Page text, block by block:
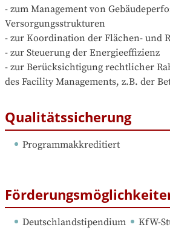
- zum Management von
Versorgungsstrukturen
- zur Koordination der Flächen- und
- zur Steuerung der Energieeffizienz
- zur Berücksichtigung rechtlicher
des Facility Managements, z.B. der
Qualitätssicherung
Programmakkreditiert
Deutschlandstipendium
KfW-